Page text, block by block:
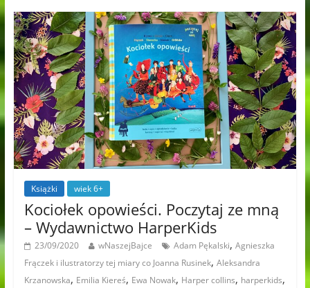
Książki wiek 6+
Kociołek opowieści. Poczytaj ze mną
– Wydawnictwo HarperKids
23/09/2020 wNaszejBajce Adam Pękalski, Agnieszka
Frączek i ilustratorzy tej miary co Joanna Rusinek, Aleksandra
Krzanowska, Emilia Kiereś, Ewa Nowak, Harper collins, harperkids,